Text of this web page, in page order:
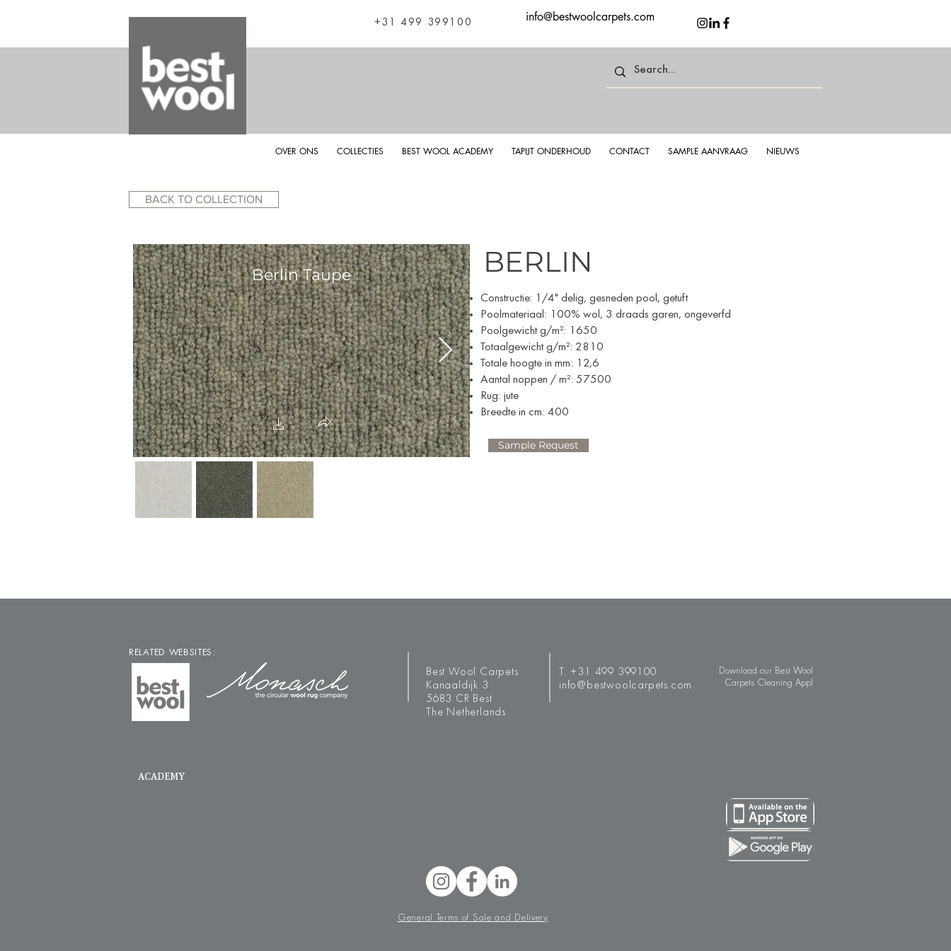
+31 499 399100 info@bestwoolcarpets.com
BACK TO COLLECTION
Berlin Taupe Berlin Shadow
BERLIN
Constructie: 1/4" delig, gesneden pool, getuft
Poolmateriaal: 100% wol, 3 draads garen, ongeverfd
Poolgewicht g/m²: 1650
Totaalgewicht g/m²: 2810
Totale hoogte in mm: 12,6
Aantal noppen / m²: 57500
Rug: jute
Breedte in cm: 400
Sample Request
OVER ONS COLLECTIES BEST WOOL ACADEMY TAPIJT ONDERHOUD CONTACT SAMPLE AANVRAAG NIEUWS
RELATED WEBSITES:
Best Wool Carpets
Kanaaldijk 3
5683 CR Best
The Netherlands
T:+31 499 399100
info@bestwoolcarpets.com
Download our Best Wool
Carpets Cleaning App!
ACADEMY
General Terms of Sale and Delivery